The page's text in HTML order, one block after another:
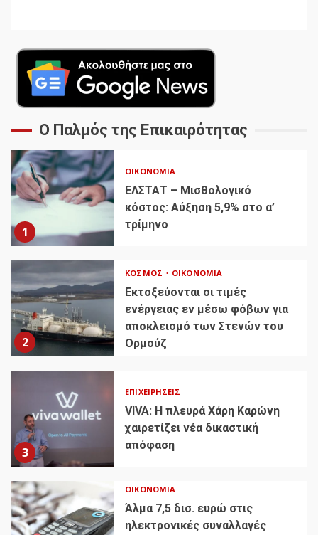
Ο Παλμός της Επικαιρότητας
1
ΟΙΚΟΝΟΜΊΑ
ΕΛΣΤΑΤ – Μισθολογικό
κόστος: Αύξηση 5,9% στο α’
τρίμηνο
2
ΚΌΣΜΟΣ ΟΙΚΟΝΟΜΊΑ
Εκτοξεύονται οι τιμές
ενέργειας εν μέσω φόβων για
αποκλεισμό των Στενών του
Ορμούζ
3
ΕΠΙΧΕΙΡΉΣΕΙΣ
VIVA: Η πλευρά Χάρη Καρώνη
χαιρετίζει νέα δικαστική
απόφαση
ΟΙΚΟΝΟΜΊΑ
Άλμα 7,5 δισ. ευρώ στις
ηλεκτρονικές συναλλαγές